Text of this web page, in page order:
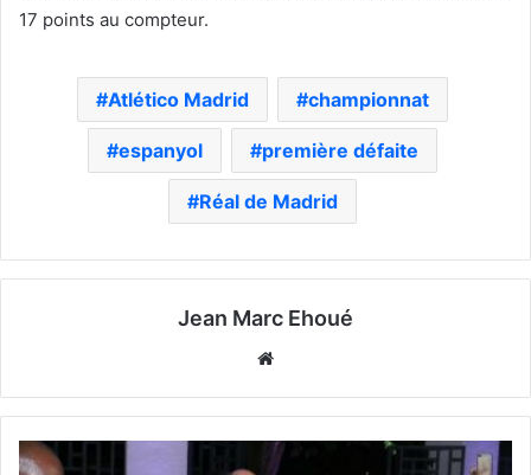
17 points au compteur.
Atlético Madrid championnat
espanyol première défaite
Réal de Madrid
Jean Marc Ehoué